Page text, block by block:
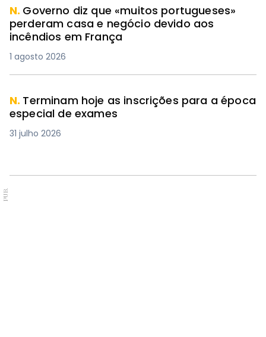
N. Governo diz que «muitos portugueses»
perderam casa e negócio devido aos
incêndios em França
1 agosto 2026
N. Terminam hoje as inscrições para a época
especial de exames
31 julho 2026
PUB.